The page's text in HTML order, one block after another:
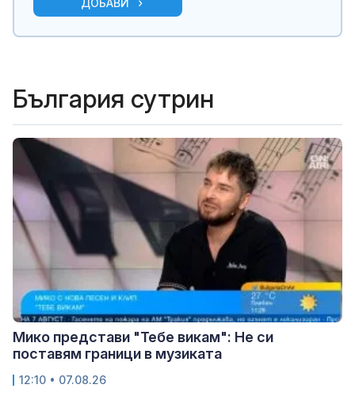
България сутрин
Мико представи "Тебе викам": Не си
поставям граници в музиката
12:10 • 07.08.26